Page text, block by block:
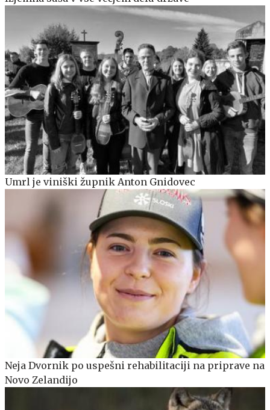
Umrl je viniški župnik Anton Gnidovec
Neja Dvornik po uspešni rehabilitaciji na priprave na
Novo Zelandijo